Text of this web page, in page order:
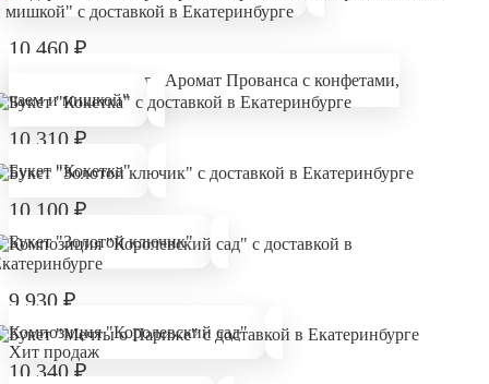
10 460 ₽
Подарочный набор "Аромат Прованса с конфетами,
чаем и мишкой"
10 310 ₽
Букет "Кокетка"
10 100 ₽
Букет "Золотой ключик"
9 930 ₽
Композиция "Королевский сад"
Хит продаж
10 340 ₽